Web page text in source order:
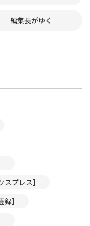
編集長がゆく
プレス】
】